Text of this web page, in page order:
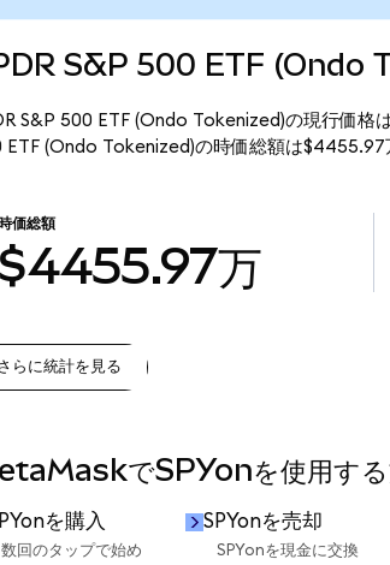
S&P 500 ETF (Ondo
S&P 500 ETF (Ondo Tokenized)の現行価格
ETF (Ondo Tokenized)の時価総額は$4455.97
時価総額
$4455.97万
らに統計を見る
でSPYonを使用する
を購入
数回のタップで始め
SPYonを売却
SPYonを現金に交換